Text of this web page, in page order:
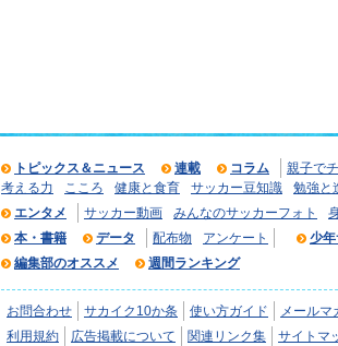
トピックス＆ニュース 連載 コラム 親子で
考える力
こころ 健康と食育 サッカー豆知識 勉強と
エンタメ
サッカー動画 みんなのサッカーフォト
本・書籍
データ 配布物 アンケート
少
編集部のオススメ
週間ランキング
お問合わせ サカイク10か条 使い方ガイド メールマ
利用規約
広告掲載について 関連リンク集 サイトマ